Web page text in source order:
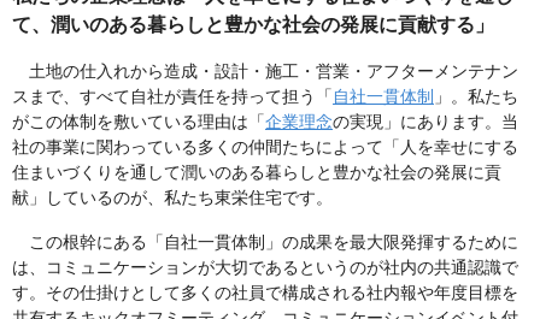
て、潤いのある暮らしと豊かな社会の発展に貢献する」
土地の仕入れから造成・設計・施工・営業・アフターメンテナン
スまで、すべて自社が責任を持って担う「 自社一貫体制 」。私たち
がこの体制を敷いている理由は「企業理念の実現」にあります。当
社の事業に関わっている多くの仲間たちによって「人を幸せにする
住まいづくりを通して潤いのある暮らしと豊かな社会の発展に貢
献」しているのが、私たち東栄住宅です。
この根幹にある「自社一貫体制」の成果を最大限発揮するために
は、コミュニケーションが大切であるというのが社内の共通認識で
す。その仕掛けとして多くの社員で構成される社内報や年度目標を